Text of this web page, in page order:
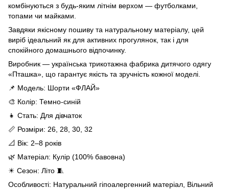
комбінуються з будь-яким літнім верхом — футболками,
топами чи майками.
Завдяки якісному пошиву та натуральному матеріалу, цей
виріб ідеальний як для активних прогулянок, так і для
спокійного домашнього відпочинку.
Виробник — українська трикотажна фабрика дитячого одягу
«Пташка», що гарантує якість та зручність кожної моделі.
📌 Модель: Шорти «ФЛАЙ»
🎨 Колір: Темно-синій
👧 Стать: Для дівчаток
📏 Розміри: 26, 28, 30, 32
📐 Вік: 2–8 років
🌿 Матеріал: Кулір (100% бавовна)
☀ Сезон: Літо 🧵
Особливості: Натуральний гіпоалергенний матеріал, Вільний